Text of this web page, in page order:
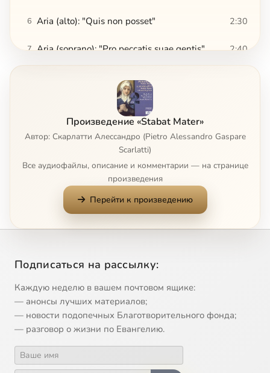
6 Aria (alto): "Quis non posset" 2:30
7 Aria (soprano): "Pro peccatis suae gentis" 2:40
Aria (soprano): "Eja, Mater, fons amoris"
10 Aria (alto): "Sancta Mater, istud agas"
11 Aria (soprano): "Fac, ut ardeat cor meum"
Coro (duet): "Tui nati vulnerati"
Aria (alto): "Iuxta crucem tecum stare"
15 Arioso (alto): "Fac, ut portem Christi mortem"
16 Aria (soprano): "Inflammatus et accensus"
17 Arioso (alto): "Fac me cruce custodiri"
18 Coro (duet): "Quando corpus morietur"
Произведение «Stabat Mater»
Автор: Скарлатти Алессандро (Pietro Alessandro Gaspare
Scarlatti)
Все аудиофайлы, описание и комментарии — на странице
произведения
Перейти к произведению
Подписаться на рассылку:
Каждую неделю в вашем почтовом ящике:
— анонсы лучших материалов;
— новости подопечных Благотворительного фонда;
— разговор о жизни по Евангелию.